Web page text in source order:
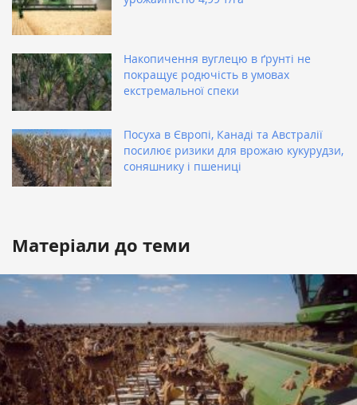
Накопичення вуглецю в ґрунті не
покращує родючість в умовах
екстремальної спеки
Посуха в Європі, Канаді та Австралії
посилює ризики для врожаю кукурудзи,
соняшнику і пшениці
Матеріали до теми